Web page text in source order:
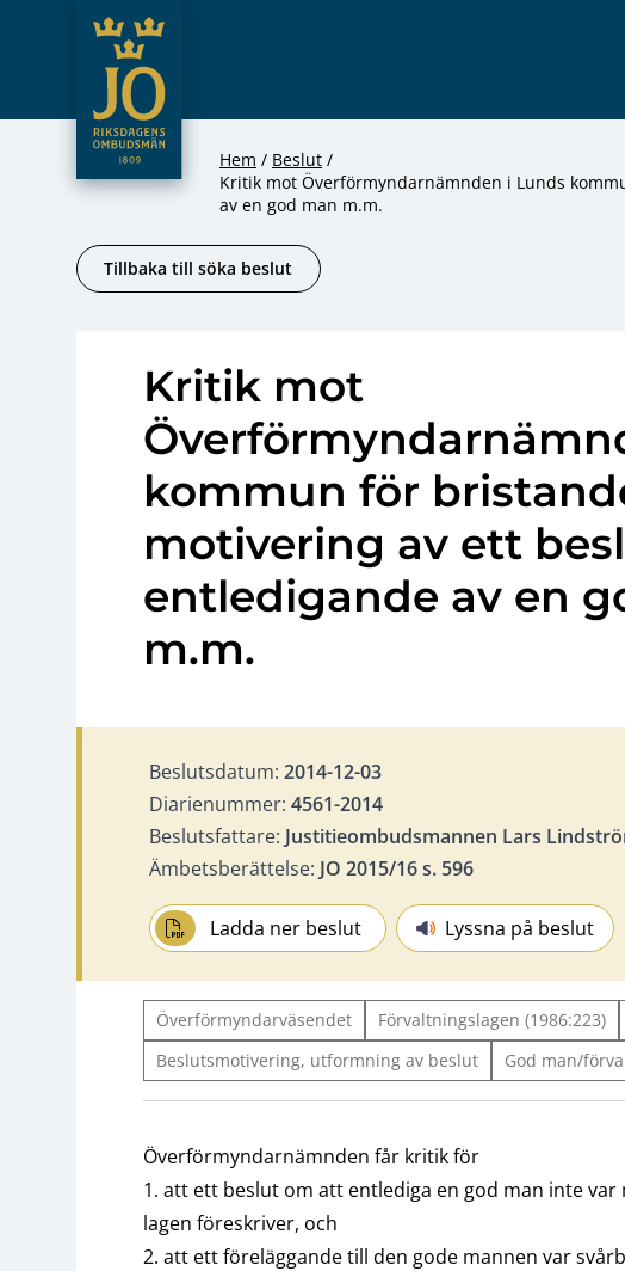
Hoppa till innehåll
JO – Riksdagens Ombudsmän
Hem
Beslut
Kritik mot Överförmyndarnämnden i Lunds
av en god man m.m.
Tillbaka till söka beslut
Kritik mot
kommun för
motivering av ett
entledigande av en
m.m.
Beslutsdatum: 2014-12-03
Diarienummer: 4561-2014
Beslutsfattare: Justitieombudsmannen Lars
Ämbetsberättelse: JO 2015/16 s. 596
Ladda ner beslut Lyssna på beslut
Överförmyndarväsendet Förvaltningslagen (1986:223)
Beslutsmotivering, utformning av beslut
God man/
Överförmyndarnämnden får kritik för
1. att ett beslut om att entlediga en god man inte
lagen föreskriver, och
2. att ett föreläggande till den gode mannen var